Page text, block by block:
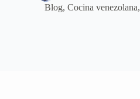
Blog, Cocina venezolana,